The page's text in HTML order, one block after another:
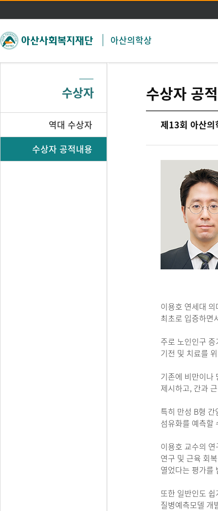
주메뉴 바로가기
본문 바로가기
아산의학상
수상자
역대 수상자
수상자 공적내용
수상자 공
제13회 아산
이용호 연세대
최초로 입증하면
주로 노인인구
기전 및 치료를
기존에 비만이나
제시하고, 간과
특히 만성 B형
섬유화를 예측할
이용호 교수의
연구 및 근육 회
열었다는 평가를
또한 일반인도
질병예측모델 개